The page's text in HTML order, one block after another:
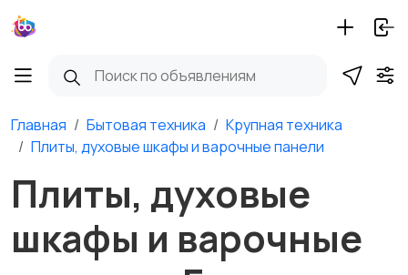
Главная Бытовая техника
Крупная техника
Плиты, духовые шкафы и варочные панели
Плиты, духовые
шкафы и варочные